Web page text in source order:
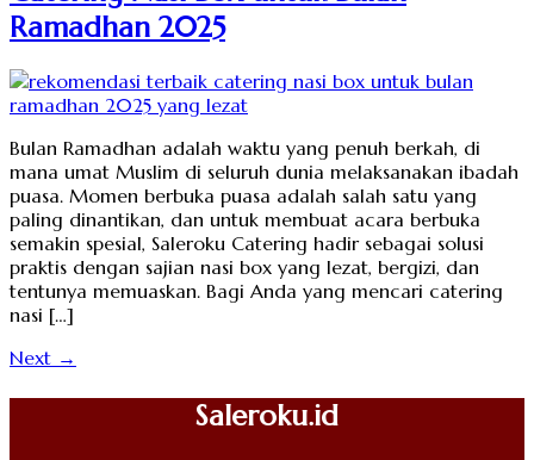
Ramadhan 2025
Bulan Ramadhan adalah waktu yang penuh berkah, di
mana umat Muslim di seluruh dunia melaksanakan ibadah
puasa. Momen berbuka puasa adalah salah satu yang
paling dinantikan, dan untuk membuat acara berbuka
semakin spesial, Saleroku Catering hadir sebagai solusi
praktis dengan sajian nasi box yang lezat, bergizi, dan
tentunya memuaskan. Bagi Anda yang mencari catering
nasi […]
Next →
Saleroku.id